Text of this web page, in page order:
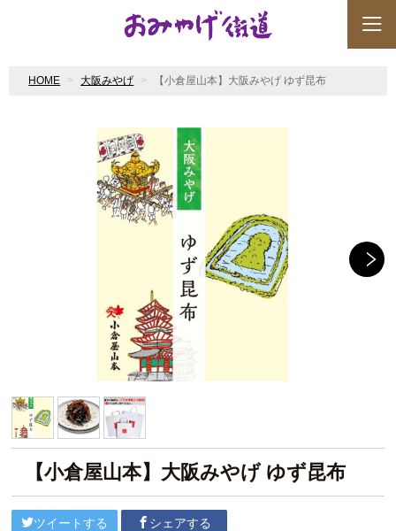
HOME 大阪みやげ 【小倉屋山本】大阪みやげ ゆず昆布
【小倉屋山本】大阪みやげ ゆず昆布
ツイートする シェアする